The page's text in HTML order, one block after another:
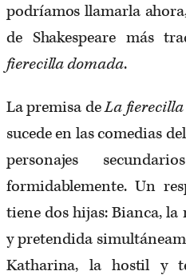
podríamos llamarla
de Shakespeare más
fierecilla domada.
La premisa deLa fierecilla
sucede en las comedias
personajes
formidablemente. Un
tiene dos hijas: Bianca,
y pretendida
Katharina, la hostil y